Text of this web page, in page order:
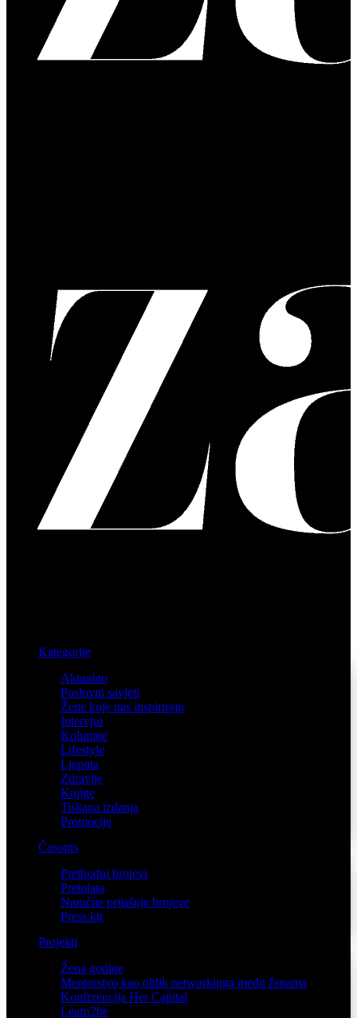
Kategorije
Aktualno
Poslovni savjeti
Žene koje nas inspiriraju
Intervjui
Kolumne
Lifestyle
Ljepota
Zdravlje
Knjige
Tiskana izdanja
Promocije
Časopis
Prethodni brojevi
Pretplata
Naručite prijašnje brojeve
Press kit
Projekti
Žena godine
Mentorstvo kao oblik networkinga među ženama
Konferencija Her Capital
Learn2be